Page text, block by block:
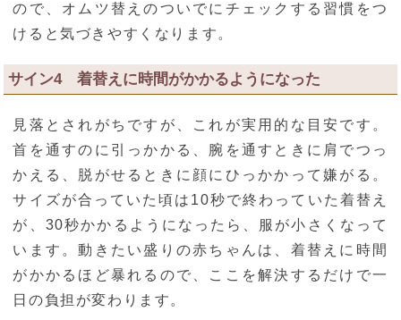
ので、オムツ替えのついでにチェックする習慣をつ
けると気づきやすくなります。
サイン4 着替えに時間がかかるようになった
見落とされがちですが、これが実用的な目安です。
首を通すのに引っかかる、腕を通すときに肩でつっ
かえる、脱がせるときに顔にひっかかって嫌がる。
サイズが合っていた頃は10秒で終わっていた着替え
が、30秒かかるようになったら、服が小さくなって
います。動きたい盛りの赤ちゃんは、着替えに時間
がかかるほど暴れるので、ここを解決するだけで一
日の負担が変わります。